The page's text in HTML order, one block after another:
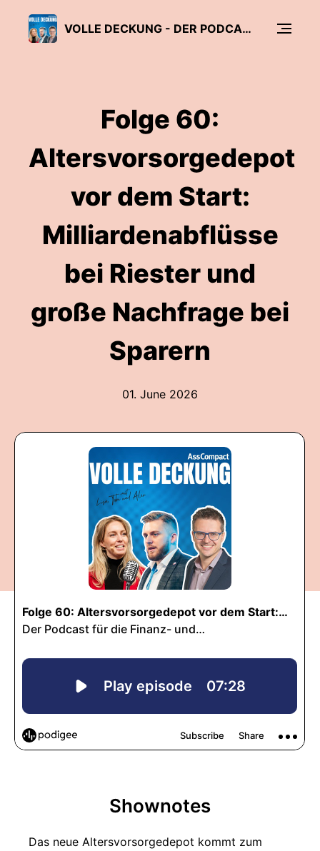
VOLLE DECKUNG - DER PODCAST FÜR DIE FINANZ- UND VERSICHERUNGSBRANCHE
Folge 60:
Altersvorsorgedepot
vor dem Start:
Milliardenabflüsse
bei Riester und
große Nachfrage bei
Sparern
01. June 2026
Shownotes
Das neue Altersvorsorgedepot kommt zum